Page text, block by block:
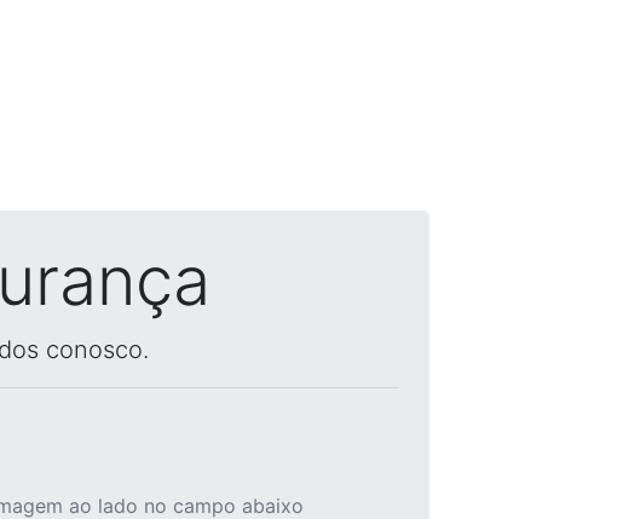
conosco.
ao lado no campo abaixo